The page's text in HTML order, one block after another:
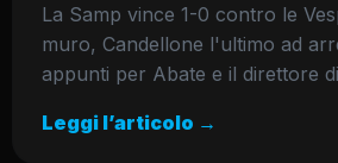
La Samp vince 1-0 contro le
muro, Candellone l'ultimo ad
appunti per Abate e il direttore
Leggi l’articolo →